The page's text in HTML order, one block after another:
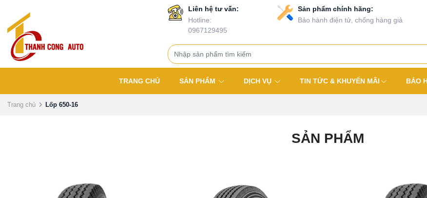
Liên hệ tư vấn:
Hotline:
0967129495
Sản phẩm chính hãng:
Bảo hành điện tử, chống hàng giả
TRANG CHỦ SẢN PHẨM DỊCH VỤ TIN TỨC & KHUYẾN MÃI BẢO
Trang chủ Lốp 650-16
SẢN PHẨM